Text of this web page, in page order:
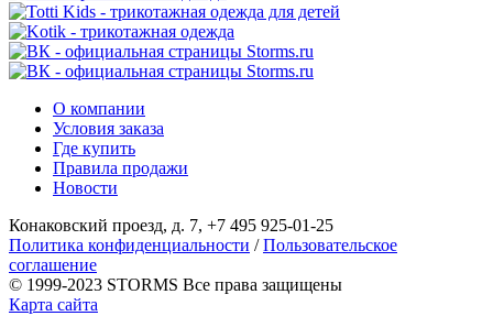
О компании
Условия заказа
Где купить
Правила продажи
Новости
Конаковский проезд, д. 7, +7 495 925-01-25
Политика конфиденциальности /Пользовательское
соглашение
© 1999-2023 STORMS Все права защищены
Карта сайта